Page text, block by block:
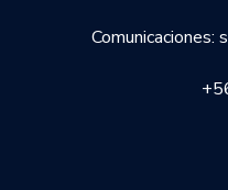
Comunicaciones: